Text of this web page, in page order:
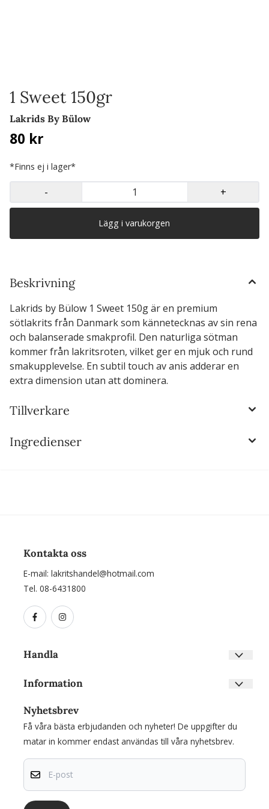
1 Sweet 150gr
Lakrids By Bülow
80 kr
*Finns ej i lager*
- +
Beskrivning
Lakrids by Bülow 1 Sweet 150g är en premium
sötlakrits från Danmark som kännetecknas av sin rena
och balanserade smakprofil. Den naturliga sötman
kommer från lakritsroten, vilket ger en mjuk och rund
smakupplevelse. En subtil touch av anis adderar en
extra dimension utan att dominera.
Tillverkare
Ingredienser
Kontakta oss
E-mail: lakritshandel@hotmail.com
Tel. 08-6431800
Handla
Kontakta oss
Skapa konto
Inloggning
Information
Nyhetsbrev
Om cookies
Nyhetsbrev
Få våra bästa erbjudanden och nyheter! De uppgifter du
matar in kommer endast användas till våra nyhetsbrev.
E-post